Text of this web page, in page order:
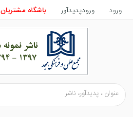
ورود ورودپدیدآور باشگاه مشتریان